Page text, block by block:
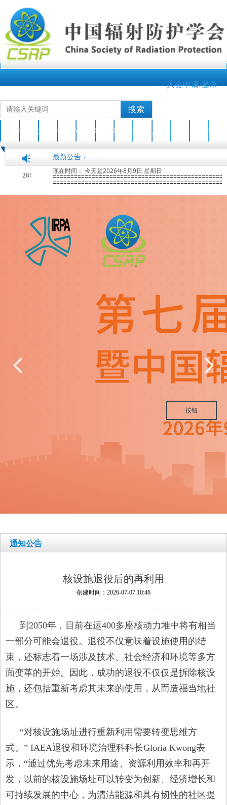
搜索
入会申请/登录
最新公告：
2026-04-17
关于开展2026年度中国辐射防护学会科学技术奖申报工作的通知
现在时间： 今天是2026年8月9日 星期日
按钮
넳 넲
通知公告
核设施退役后的再利用
创建时间： 2026-07-07 10:46
到2050年，目前在运400多座核动力堆中将有相当
一部分可能会退役。退役不仅意味着设施使用的结
束，还标志着一场涉及技术、社会经济和环境等多方
面变革的开始。因此，成功的退役不仅仅是拆除核设
施，还包括重新考虑其未来的使用，从而造福当地社
区。
“对核设施场址进行重新利用需要转变思维方
式。” IAEA退役和环境治理科科长Gloria Kwong表
示，“通过优先考虑未来用途、资源利用效率和再开
发，以前的核设施场址可以转变为创新、经济增长和
可持续发展的中心，为清洁能源和具有韧性的社区提